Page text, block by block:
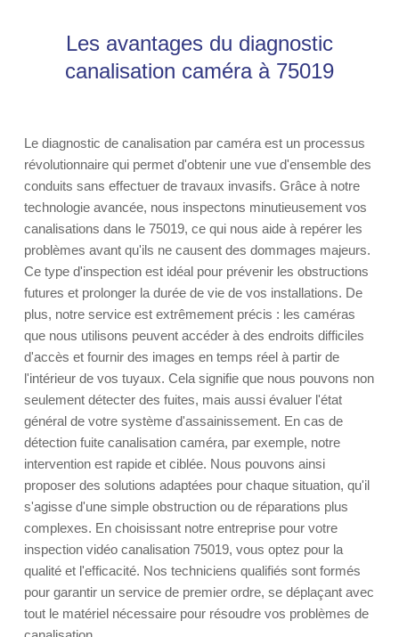
Les avantages du diagnostic
canalisation caméra à 75019
Le diagnostic de canalisation par caméra est un processus
révolutionnaire qui permet d'obtenir une vue d'ensemble des
conduits sans effectuer de travaux invasifs. Grâce à notre
technologie avancée, nous inspectons minutieusement vos
canalisations dans le 75019, ce qui nous aide à repérer les
problèmes avant qu'ils ne causent des dommages majeurs.
Ce type d'inspection est idéal pour prévenir les obstructions
futures et prolonger la durée de vie de vos installations. De
plus, notre service est extrêmement précis : les caméras
que nous utilisons peuvent accéder à des endroits difficiles
d'accès et fournir des images en temps réel à partir de
l'intérieur de vos tuyaux. Cela signifie que nous pouvons non
seulement détecter des fuites, mais aussi évaluer l'état
général de votre système d'assainissement. En cas de
détection fuite canalisation caméra, par exemple, notre
intervention est rapide et ciblée. Nous pouvons ainsi
proposer des solutions adaptées pour chaque situation, qu'il
s'agisse d'une simple obstruction ou de réparations plus
complexes. En choisissant notre entreprise pour votre
inspection vidéo canalisation 75019, vous optez pour la
qualité et l'efficacité. Nos techniciens qualifiés sont formés
pour garantir un service de premier ordre, se déplaçant avec
tout le matériel nécessaire pour résoudre vos problèmes de